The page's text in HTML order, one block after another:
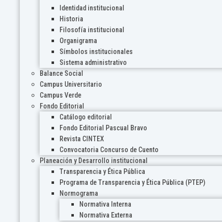
Identidad institucional
Historia
Filosofía institucional
Organigrama
Símbolos institucionales
Sistema administrativo
Balance Social
Campus Universitario
Campus Verde
Fondo Editorial
Catálogo editorial
Fondo Editorial Pascual Bravo
Revista CINTEX
Convocatoria Concurso de Cuento
Planeación y Desarrollo institucional
Transparencia y Ética Pública
Programa de Transparencia y Ética Pública (PTEP)
Normograma
Normativa Interna
Normativa Externa